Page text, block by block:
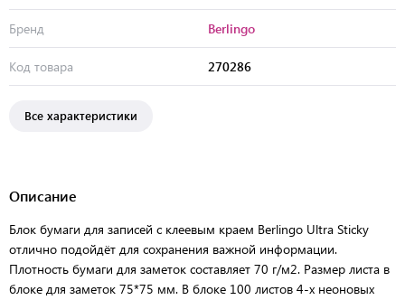
Бренд Berlingo
Код товара 270286
Все характеристики
Описание
Блок бумаги для записей с клеевым краем Berlingo Ultra Sticky
отлично подойдёт для сохранения важной информации.
Плотность бумаги для заметок составляет 70 г/м2. Размер листа в
блоке для заметок 75*75 мм. В блоке 100 листов 4-х неоновых